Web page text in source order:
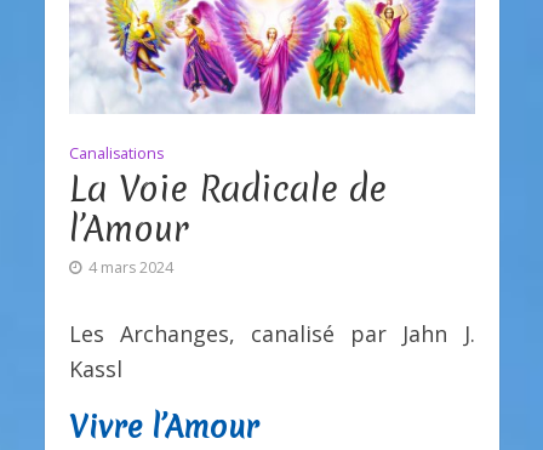
Canalisations
La Voie Radicale de
l’Amour
4 mars 2024
Les Archanges, canalisé par Jahn J.
Kassl
Vivre l’Amour